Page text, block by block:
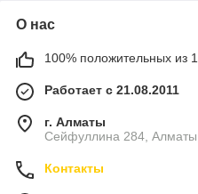
О нас
100% положительных из
Работает с 21.08.2011
г. Алматы
Сейфуллина 284, Алматы,
Контакты